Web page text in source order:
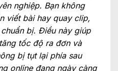
nghiệp. Bạn không
viết bài hay quay clip,
bị. Điều này giúp
tốc độ ra đơn và
bị tụt lại phía sau
online đang ngày càng